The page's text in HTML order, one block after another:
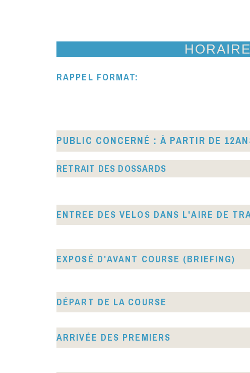
RAPPEL FORMAT:
PUBLIC CONCERNÉ : À PARTIR DE
RETRAIT DES DOSSARDS
ENTREE DES VELOS DANS L'AIRE DE
EXPOSÉ D'AVANT COURSE (BRIEFING)
DÉPART DE LA COURSE
ARRIVÉE DES PREMIERS